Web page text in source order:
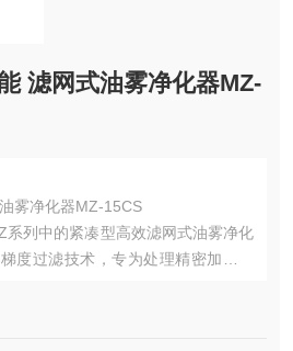
滤网式油雾净化器MZ-
雾净化器MZ-15CS
系列中的紧凑型高效滤网式油雾净化
度过滤技术，专为处理精密加工中